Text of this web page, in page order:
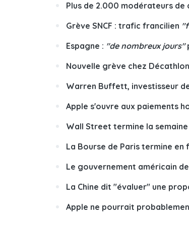
Plus de 2.000 modérateurs
Grève SNCF : trafic francilien
Espagne : "de nombreux jours"
Nouvelle grève chez
Warren Buffett, investisseur
Apple s'ouvre aux paiements
Wall Street termine la
La Bourse de Paris termine
Le gouvernement américain
La Chine dit "évaluer" une
Apple ne pourrait